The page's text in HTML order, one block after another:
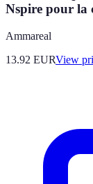
Nspire pour la
Ammareal
13.92 EURView